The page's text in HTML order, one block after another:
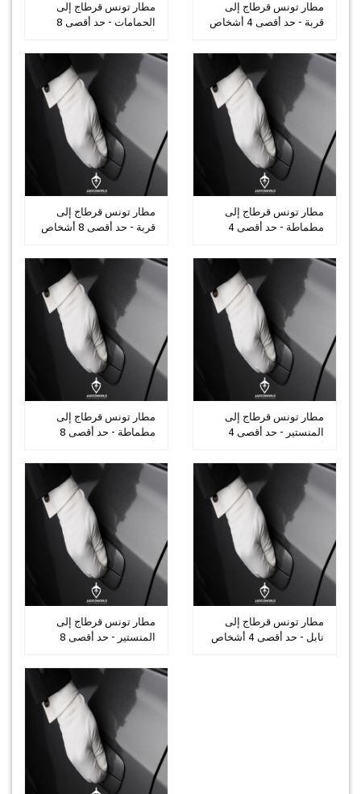
مطار تونس قرطاج إلى
الحمامات - حد أقصى 8
مطار تونس قرطاج إلى
قربة - حد أقصى 4 أشخاص
مطار تونس قرطاج إلى
قربة - حد أقصى 8 أشخاص
مطار تونس قرطاج إلى
مطماطة - حد أقصى 4
مطار تونس قرطاج إلى
مطماطة - حد أقصى 8
مطار تونس قرطاج إلى
المنستير - حد أقصى 4
مطار تونس قرطاج إلى
المنستير - حد أقصى 8
مطار تونس قرطاج إلى
نابل - حد أقصى 4 أشخاص